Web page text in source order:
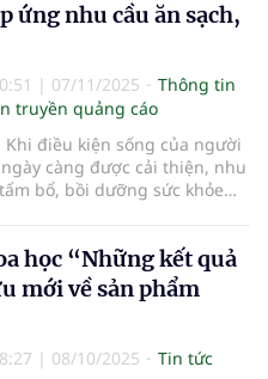
ứng nhu cầu ăn sạch,
| 07/11/2025
Thông tin
truyền quảng cáo
Khi điều kiện sống của người
càng được cải thiện, nhu
bổ, bồi dưỡng sức khỏe
dòng sản phẩm được nhiều
nhiều gia đình lựa chọn.
chỉ vậy, với các thiết kế tinh
làm quà biếu, tặng trong các
Tết…
học “Những kết quả
mới về sản phẩm
| 08/10/2025
Tin tức